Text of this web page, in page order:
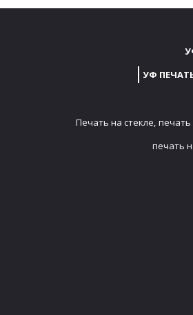
УФ
Печать на стекле, печать
печать